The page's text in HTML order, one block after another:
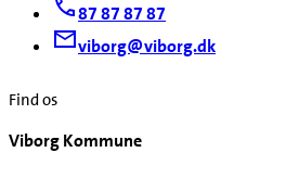
87 87 87 87
viborg@viborg.dk
Find os
Viborg Kommune